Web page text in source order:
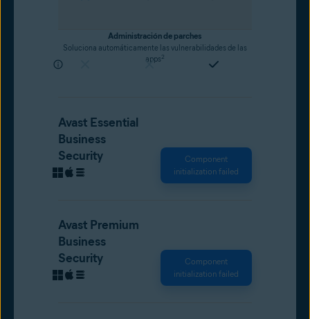
Administración de parches
Soluciona automáticamente las vulnerabilidades de las
apps 2
Avast Essential
Business
Security
Component
initialization failed
Avast Premium
Business
Security
Component
initialization failed